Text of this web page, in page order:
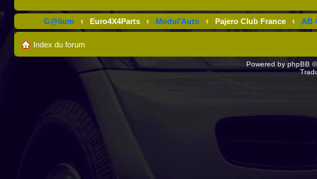
G@lium ‹ Euro4X4Parts ‹ Modul'Auto ‹ Pajero Club France ‹ AB
Index du forum
Powered by phpBB